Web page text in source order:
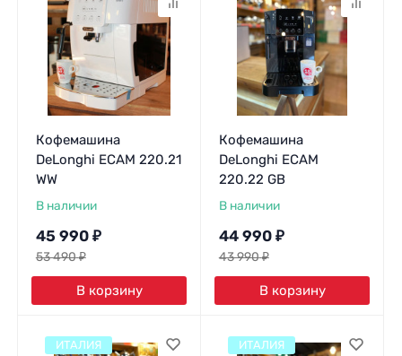
Кофемашина
DeLonghi ECAM 220.21
WW
В наличии
45 990 ₽
53 490₽
В корзину
Кофемашина
DeLonghi ECAM
220.22 GB
В наличии
44 990 ₽
43 990₽
В корзину
ИТАЛИЯ ИТАЛИЯ